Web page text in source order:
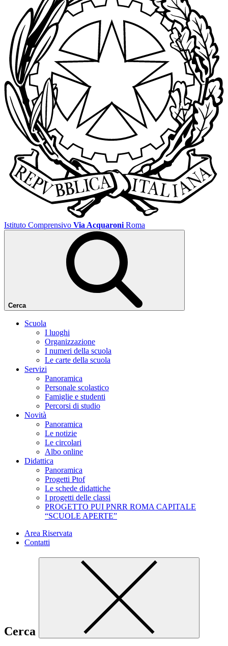
Istituto Comprensivo Via Acquaroni Roma
Cerca
Scuola
I luoghi
Organizzazione
I numeri della scuola
Le carte della scuola
Servizi
Panoramica
Personale scolastico
Famiglie e studenti
Percorsi di studio
Novità
Panoramica
Le notizie
Le circolari
Albo online
Didattica
Panoramica
Progetti Ptof
Le schede didattiche
I progetti delle classi
PROGETTO PUI PNRR ROMA CAPITALE
“SCUOLE APERTE”
Area Riservata
Contatti
Cerca